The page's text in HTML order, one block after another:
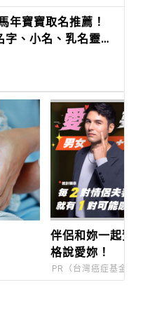
年寶寶取名推薦！
字、小名、乳名靈感
伴侶和妳一起預防
格說愛妳！
PR（台灣癌症基金會）